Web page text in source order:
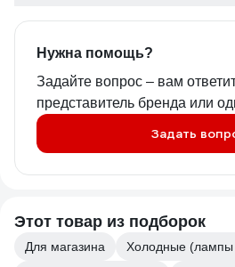
Нужна помощь?
Задайте вопрос – вам
представитель бренда или
Задать
Этот товар из подборок
Для магазина
Холодные (лампы